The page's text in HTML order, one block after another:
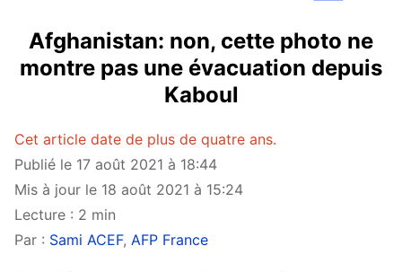
Afghanistan: non, cette photo ne
montre pas une évacuation depuis
Kaboul
Cet article date de plus de quatre ans.
Publié le 17 août 2021 à 18:44
Mis à jour le 18 août 2021 à 15:24
Lecture : 2 min
Par : Sami ACEF, AFP France